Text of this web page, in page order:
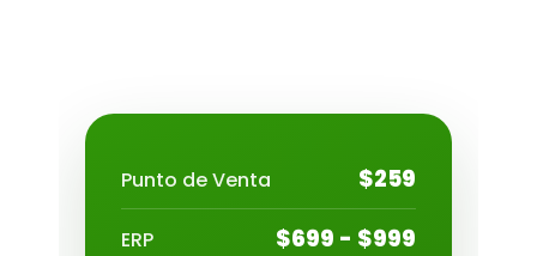
Punto de Venta $259
ERP $699 - $999